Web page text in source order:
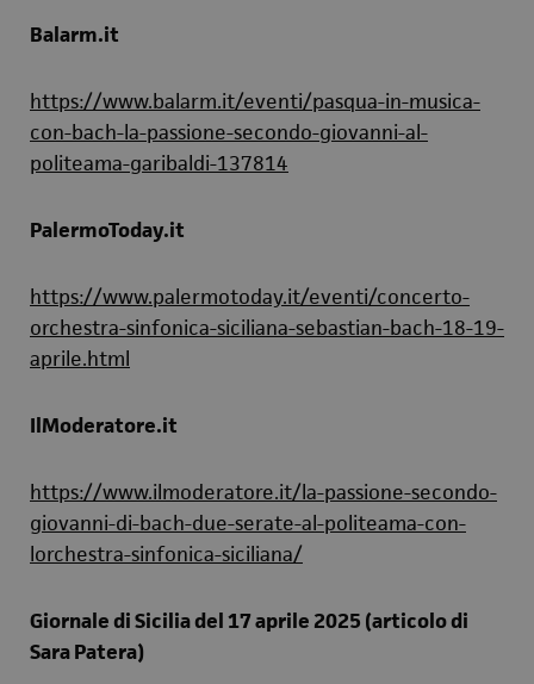
Balarm.it
https://www.balarm.it/eventi/pasqua-in-musica-
con-bach-la-passione-secondo-giovanni-al-
politeama-garibaldi-137814
PalermoToday.it
https://www.palermotoday.it/eventi/concerto-
orchestra-sinfonica-siciliana-sebastian-bach-18-19-
aprile.html
IlModeratore.it
https://www.ilmoderatore.it/la-passione-secondo-
giovanni-di-bach-due-serate-al-politeama-con-
lorchestra-sinfonica-siciliana/
Giornale di Sicilia del 17 aprile 2025 (articolo di
Sara Patera)